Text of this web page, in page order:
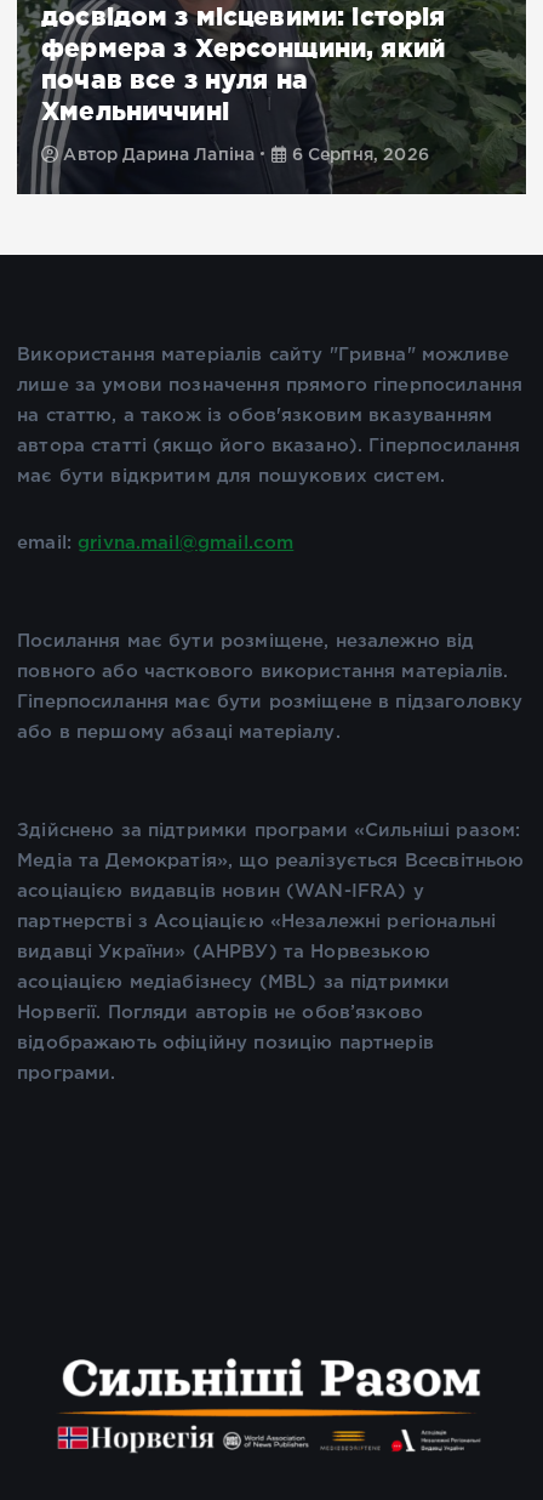
Ворог двічі атакував
громадський транспорт,
поранено понад 20 людей: як
минув день на Херсонщині
АвторЯн Ярчук 6 Серпня, 2026
Використання матеріалів сайту "Гривна" можливе
лише за умови позначення прямого гіперпосилання
на статтю, а також із обов'язковим вказуванням
автора статті (якщо його вказано). Гіперпосилання
має бути відкритим для пошукових систем.
email: grivna.mail@gmail.com
Посилання має бути розміщене, незалежно від
повного або часткового використання матеріалів.
Гіперпосилання має бути розміщене в підзаголовку
або в першому абзаці матеріалу.
Здійснено за підтримки програми «Сильніші разом:
Медіа та Демократія», що реалізується Всесвітньою
асоціацією видавців новин (WAN-IFRA) у
партнерстві з Асоціацією «Незалежні регіональні
видавці України» (АНРВУ) та Норвезькою
асоціацією медіабізнесу (MBL) за підтримки
Норвегії. Погляди авторів не обов’язково
відображають офіційну позицію партнерів
програми.